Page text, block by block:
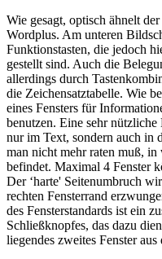
Wie gesagt, optisch ähnelt
Wordplus. Am unteren
Funktionstasten, die jedoch
gestellt sind. Auch die
allerdings durch
die Zeichensatztabelle. Wie
eines Fensters für
benutzen. Eine sehr
nur im Text, sondern auch in
man nicht mehr raten muß,
befindet. Maximal 4 Fenster
Der ‘harte' Seitenumbruch
rechten Fensterrand
des Fensterstandards ist ein
Schließknopfes, das dazu
liegendes zweites Fenster